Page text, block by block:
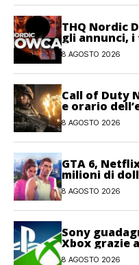
THQ Nordic
gli annunci,
dell’evento
8 AGOSTO 2026
Call of Duty
e orario
Warfare 4
8 AGOSTO 2026
GTA 6,
milioni di
gioco
8 AGOSTO 2026
Sony
Xbox grazie
8 AGOSTO 2026